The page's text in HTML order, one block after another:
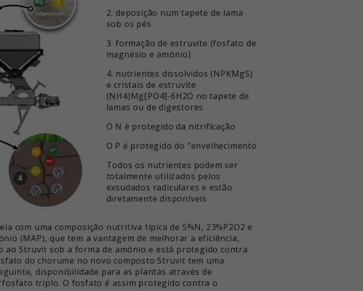
2. deposição num tapete de lama
sob os pés
3. formação de estruvite (fosfato de
magnésio e amónio)
4. nutrientes dissolvidos (NPKMgS)
e cristais de estruvite
(NH4)Mg[PO4]-6H2O no tapete de
lamas ou de digestores
O N é protegido da nitrificação
O P é protegido do "envelhecimento
Todos os nutrientes podem ser
totalmente utilizados pelos
exsudados radiculares e estão
diretamente disponíveis
com uma composição nutritiva típica de 5%N, 23%P2O2 e
(MAP), que tem a vantagem de melhorar a eficiência,
ao Struvit sob a forma de amónio e está protegido contra
do chorume no novo composto Struvit tem uma
disponibilidade para as plantas através de
triplo. O fosfato é assim protegido contra o